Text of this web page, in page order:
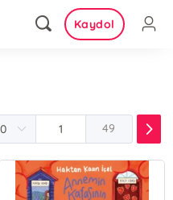
Kaydol
49